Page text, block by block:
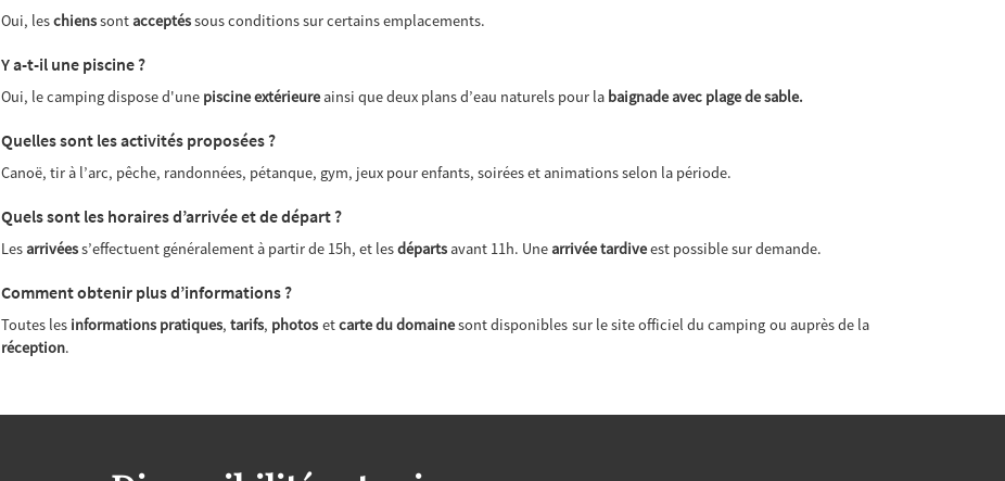
Oui, leschienssont acceptéssous conditions sur certains emplacements.
Y a-t-il une piscine ?
Oui, le camping dispose d'une piscine extérieureainsi que deux plans d’eau naturels pour la baignade avec plage de sable.
Quelles sont les activités proposées ?
Canoë, tir à l’arc, pêche, randonnées, pétanque, gym, jeux pour enfants, soirées et animations selon la période.
Quels sont les horaires d’arrivée et de départ ?
Les arrivéess’effectuent généralement à partir de 15h, et lesdépartsavant 11h. Une arrivée tardiveest possible sur demande.
Comment obtenir plus d’informations ?
Toutes les informations pratiques,tarifs, photos etcarte du domainesont disponibles sur le site officiel du camping ou auprès de la
réception.